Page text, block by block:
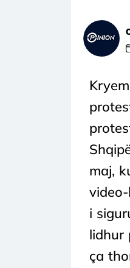
maj,
i
lidhur
ça